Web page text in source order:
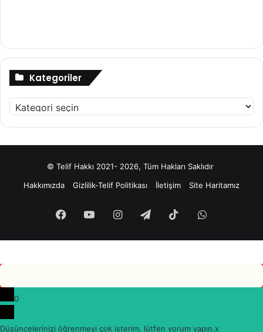
Kategoriler
Kategoriler
© Telif Hakkı 2021- 2026, Tüm Hakları Saklıdır
Hakkımızda
Gizlilik-Telif Politikası İletişim Site Haritamız
Facebook
YouTubeInstagram
TelegramTikTokWhatsApp
0
Düşüncelerinizi öğrenmeyi çok isterim, lütfen yorum yapın.x